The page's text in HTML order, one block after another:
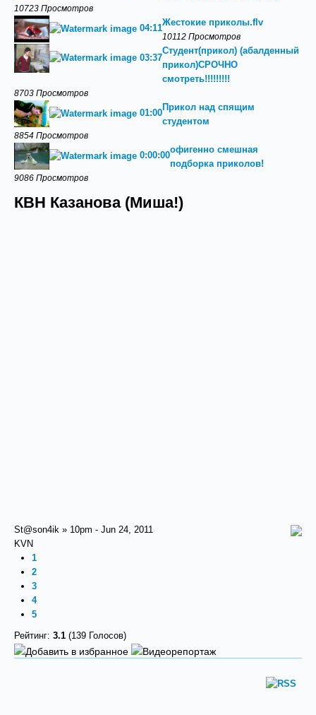
10723 Просмотров
04:11
Жестокие приколы.flv
10112 Просмотров
03:37
Студент(прикол) (абалденный
прикол)СРОЧНО
смотреть!!!!!!!!!
8703 Просмотров
01:00
Прикол над спящим
студентом
8854 Просмотров
0:00:00
офигенно смешная
подборка приколов!
9086 Просмотров
КВН Казанова (Миша!)
St@son4ik » 10pm - Jun 24, 2011
KVN
1
2
3
4
5
Рейтинг: 3.1 (139 Голосов)